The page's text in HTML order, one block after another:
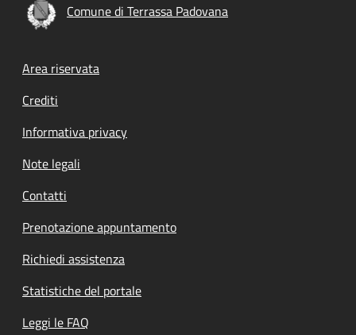
Comune di Terrassa Padovana
Footer menu
Area riservata
Crediti
Informativa privacy
Note legali
Contatti
Prenotazione appuntamento
Richiedi assistenza
Statistiche del portale
Leggi le FAQ